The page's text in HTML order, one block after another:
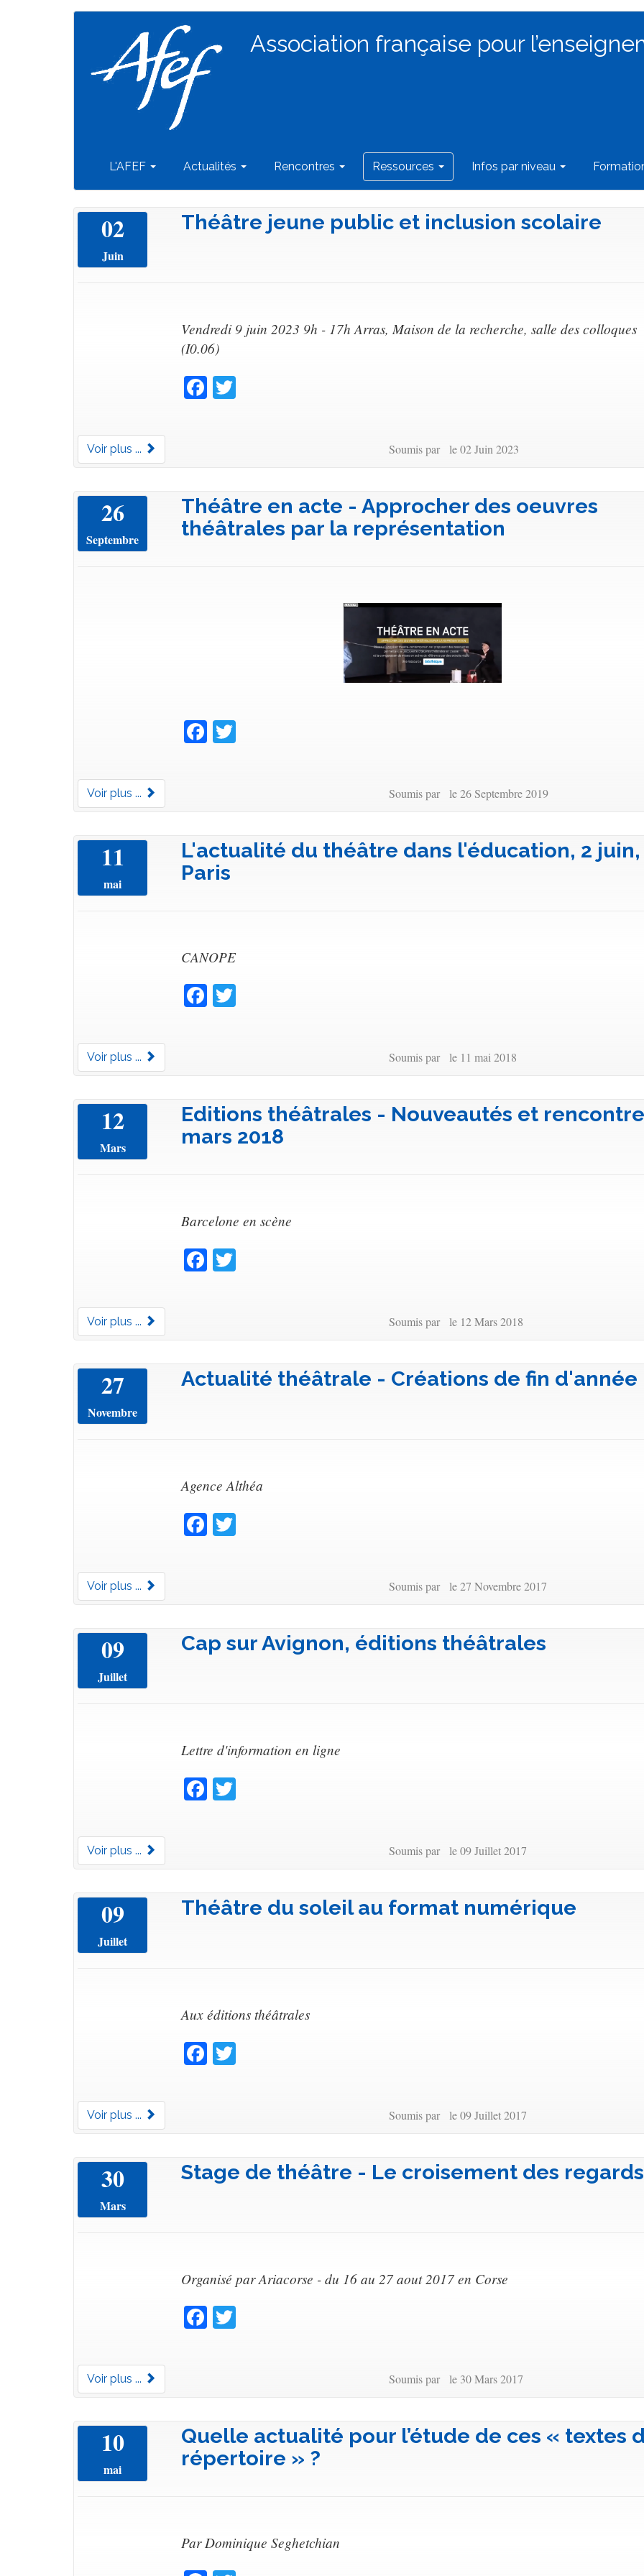
Association française pour
Navigation
principale
L'AFEF Actualités Rencontres Ressources Infos par niveau
02
Juin
Théâtre jeune public et inclusion scolaire
Vendredi 9 juin 2023 9h - 17h Arras, Maison de la recherche, salle des colloques
(I0.06)
Facebook
Voir plus ... Soumis par le 02 Juin 2023
26
Septembre
Théâtre en acte - Approcher des oeuvres
théâtrales par la représentation
Facebook
Voir plus ... Soumis par le 26 Septembre 2019
11
mai
L'actualité du théâtre dans l'éducation, 2 juin,
Paris
CANOPE
Facebook
Voir plus ... Soumis par le 11 mai 2018
12
Mars
Editions théâtrales - Nouveautés et
mars 2018
Barcelone en scène
Facebook
Voir plus ... Soumis par le 12 Mars 2018
27
Novembre
Actualité théâtrale - Créations de fin d'année
Agence Althéa
Facebook
Voir plus ... Soumis par le 27 Novembre 2017
09
Juillet
Cap sur Avignon, éditions théâtrales
Lettre d'information en ligne
Facebook
Voir plus ... Soumis par le 09 Juillet 2017
09
Juillet
Théâtre du soleil au format numérique
Aux éditions théâtrales
Facebook
Voir plus ... Soumis par le 09 Juillet 2017
30
Mars
Stage de théâtre - Le croisement des regards
Organisé par Ariacorse - du 16 au 27 aout 2017 en Corse
Facebook
Voir plus ... Soumis par le 30 Mars 2017
10
mai
Quelle actualité pour l’étude de ces « textes
répertoire » ?
Par Dominique Seghetchian